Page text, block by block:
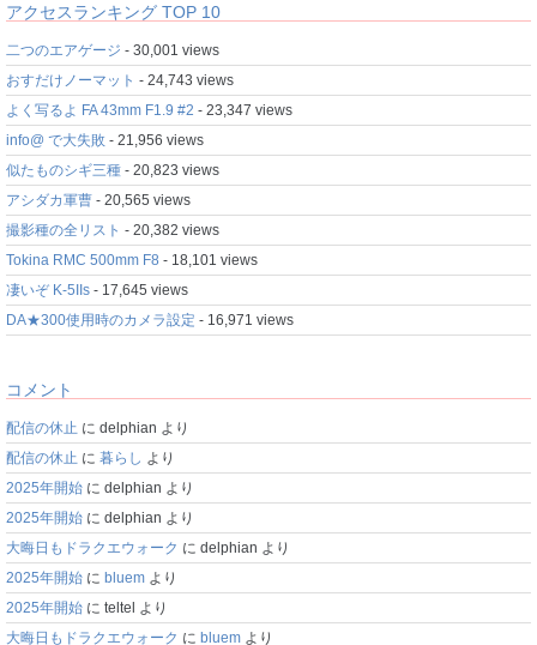
アクセスランキング TOP 10
二つのエアゲージ - 30,001 views
おすだけノーマット - 24,743 views
よく写るよ FA 43mm F1.9 #2 - 23,347 views
info@ で大失敗 - 21,956 views
似たものシギ三種 - 20,823 views
アシダカ軍曹 - 20,565 views
撮影種の全リスト - 20,382 views
Tokina RMC 500mm F8 - 18,101 views
凄いぞ K-5IIs - 17,645 views
DA★300使用時のカメラ設定 - 16,971 views
コメント
配信の休止 に delphian より
配信の休止 に 暮らし より
2025年開始 に delphian より
2025年開始 に delphian より
大晦日もドラクエウォーク に delphian より
2025年開始 に bluem より
2025年開始 に teltel より
大晦日もドラクエウォーク に bluem より